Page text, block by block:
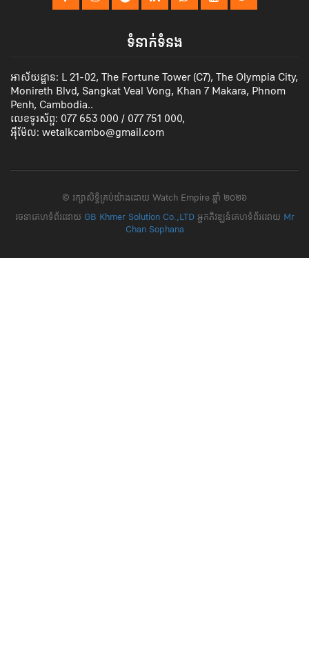
ទំនាក់ទំនង
អាស័យដ្ឋាន: L 21-02, The Fortune Tower (C7), The Olympia City,
Monireth Blvd, Sangkat Veal Vong, Khan 7 Makara, Phnom
Penh, Cambodia..
លេខទូរស័ព្ទ: 077 653 000 / 077 751 000,
អ៊ីម៉ែល: wetalkcambo@gmail.com
​© រក្សា​សិទ្ធិ​គ្រប់​យ៉ាង​ដោយ​ Watch Empire ឆ្នាំ​ ២០២៦
រចនាគេហទំព័រដោយ GB Khmer Solution Co.,LTDអ្នកភិវឌ្ឃន៍គេហទំព័រដោយ Mr
Chan Sophana